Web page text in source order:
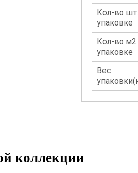
Кол-во
упаковке
Кол-во м2
упаковке
Вес
коллекции